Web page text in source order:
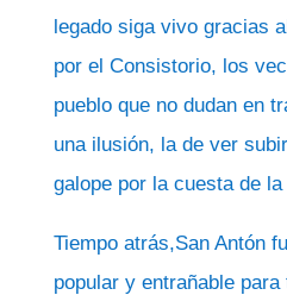
legado siga vivo gracias
por el Consistorio, los
pueblo que no dudan en
una ilusión, la de ver
galope por la cuesta de
Tiempo atrás,San Antón
popular y entrañable